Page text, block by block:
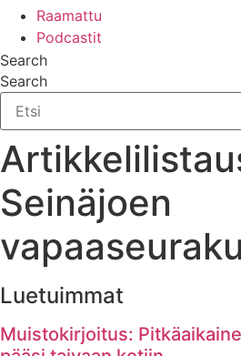
Raamattu
Podcastit
Search
Search
Seinäjoen
Luetuimmat
Muistokirjoitus: